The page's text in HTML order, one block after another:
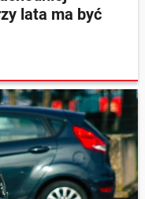
lata ma być